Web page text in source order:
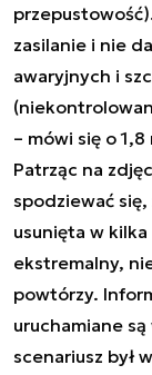
zasilanie i nie
awaryjnych i
– mówi się o
Patrząc na
spodziewać
usunięta w
ekstremalny,
powtórzy.
uruchamiane
scenariusz był